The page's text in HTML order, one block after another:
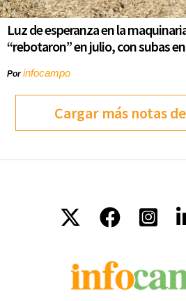
Luz de esperanza en la
“rebotaron” en julio, con subas
Porinfocampo
Cargar más notas